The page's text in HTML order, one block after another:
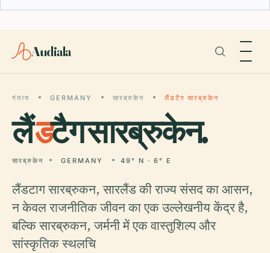
Audiala
गंतव्य GERMANY सारब्रुकेन लैंडटैग सारब्रुकेन
लैंडटैग सारब्रुकेन.
सारब्रुकेन GERMANY 49° N · 6° E
लैंडटाग सारब्रुकन, सारलैंड की राज्य संसद का आसन,
न केवल राजनीतिक जीवन का एक उल्लेखनीय केंद्र है,
बल्कि सारब्रुकन, जर्मनी में एक वास्तुशिल्प और
सांस्कृतिक स्थलचि